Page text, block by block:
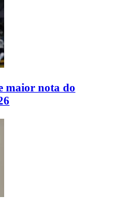
maior nota do